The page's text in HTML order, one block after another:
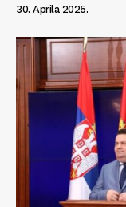
30. Aprila 2025.